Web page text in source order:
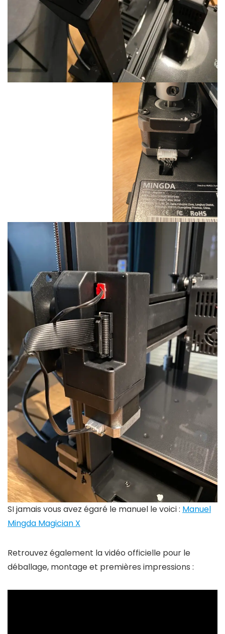
SI jamais vous avez égaré le manuel le voici : Manuel
Mingda Magician X
Retrouvez également la vidéo officielle pour le
déballage, montage et premières impressions :